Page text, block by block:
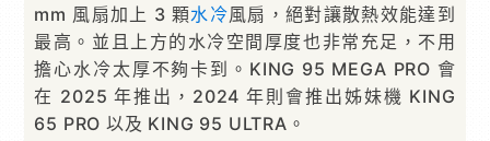
mm 風扇加上 3 顆水冷風扇，絕對讓散熱效能達到
最高。並且上方的水冷空間厚度也非常充足，不用
擔心水冷太厚不夠卡到。KING 95 MEGA PRO 會
在 2025 年推出，2024 年則會推出姊妹機 KING
65 PRO 以及 KING 95 ULTRA。